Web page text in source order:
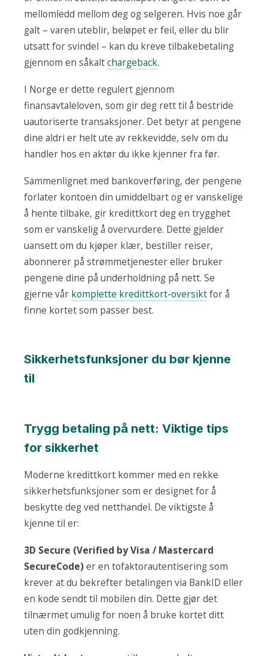
mellomledd mellom deg og selgeren. Hvis noe går
galt – varen uteblir, beløpet er feil, eller du blir
utsatt for svindel – kan du kreve tilbakebetaling
gjennom en såkaltchargeback.
I Norge er dette regulert gjennom
finansavtaleloven, som gir deg rett til å bestride
uautoriserte transaksjoner. Det betyr at pengene
dine aldri er helt ute av rekkevidde, selv om du
handler hos en aktør du ikke kjenner fra før.
Sammenlignet med bankoverføring, der pengene
forlater kontoen din umiddelbart og er vanskelige
å hente tilbake, gir kredittkort deg en trygghet
som er vanskelig å overvurdere. Dette gjelder
uansett om du kjøper klær, bestiller reiser,
abonnerer på strømmetjenester eller bruker
pengene dine på underholdning på nett. Se
gjerne vår komplette kredittkort-oversiktfor å
finne kortet som passer best.
Sikkerhetsfunksjoner du bør kjenne
til
Trygg betaling på nett: Viktige tips
for sikkerhet
Moderne kredittkort kommer med en rekke
sikkerhetsfunksjoner som er designet for å
beskytte deg ved netthandel. De viktigste å
kjenne til er:
3D Secure (Verified by Visa / Mastercard
SecureCode)er en tofaktorautentisering som
krever at du bekrefter betalingen via BankID eller
en kode sendt til mobilen din. Dette gjør det
tilnærmet umulig for noen å bruke kortet ditt
uten din godkjenning.